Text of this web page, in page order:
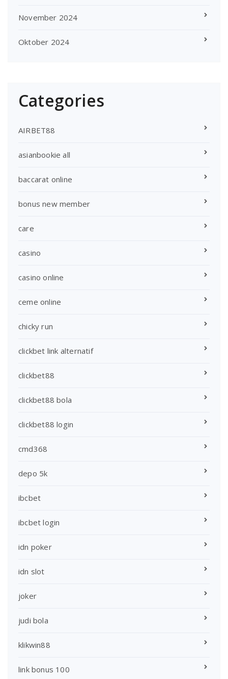
November 2024
Oktober 2024
Categories
AIRBET88
asianbookie all
baccarat online
bonus new member
care
casino
casino online
ceme online
chicky run
clickbet link alternatif
clickbet88
clickbet88 bola
clickbet88 login
cmd368
depo 5k
ibcbet
ibcbet login
idn poker
idn slot
joker
judi bola
klikwin88
link bonus 100